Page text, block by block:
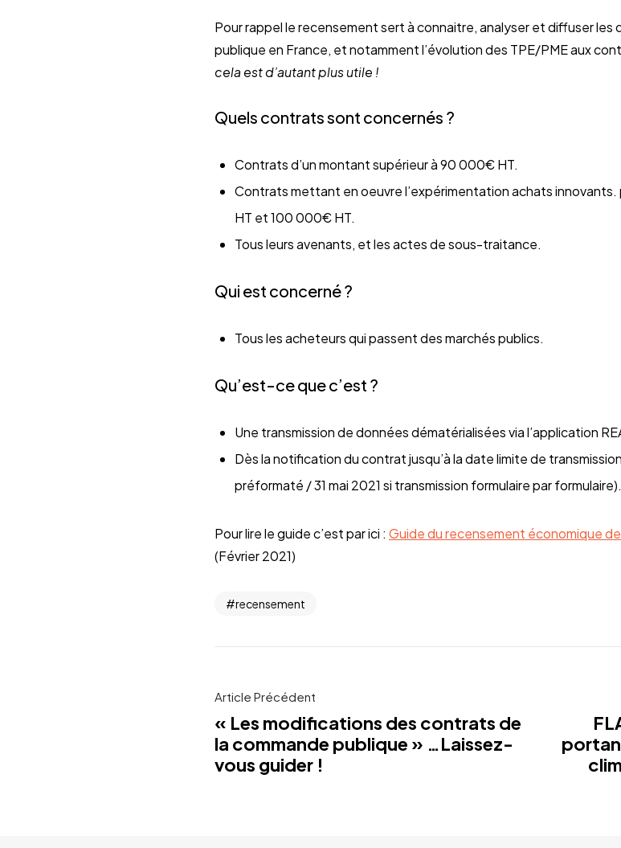
Pour rappel le recensement sert à connaitre, analyser et diffuser les
publique en France, et notamment l’évolution des TPE/PME aux
cela est d’autant plus utile !
Quels contrats sont concernés ?
Contrats d’un montant supérieur à 90 000€ HT.
Contrats mettant en oeuvre l’expérimentation achats
HT et 100 000€ HT.
Tous leurs avenants, et les actes de sous-traitance.
Qui est concerné ?
Tous les acheteurs qui passent des marchés publics.
Qu’est-ce que c’est ?
Une transmission de données dématérialisées via l’application
Dès la notification du contrat jusqu’à la date limite de
préformaté / 31 mai 2021 si transmission formulaire par formulaire).
Pour lire le guide c’est par ici : Guide du recensement économique
(Février 2021)
recensement
Article Précédent
« Les modifications des contrats de
la commande publique » …Laissez-
vous guider !